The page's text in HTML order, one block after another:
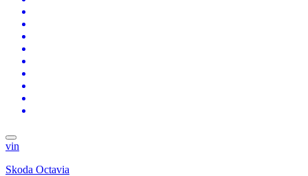
vin
Skoda Octavia